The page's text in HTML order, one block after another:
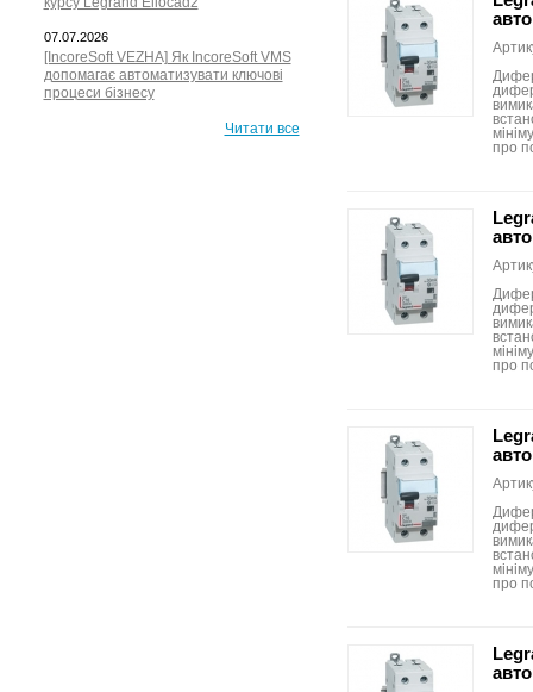
07.07.2026
[IncoreSoft VEZHA] Як IncoreSoft VMS
допомагає автоматизувати ключові
процеси бізнесу
Читати все
про
про
про